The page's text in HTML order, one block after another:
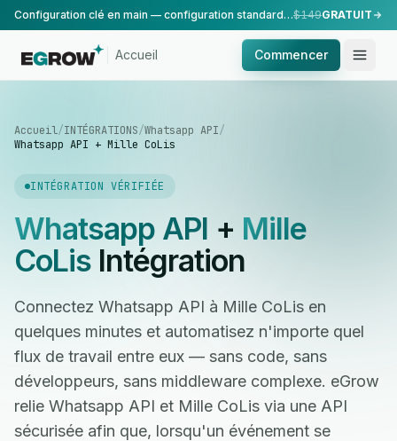
Configuration clé en main — configuration standard, réalisée par notre équipe.$149GRATUIT
Accueil Commencer
Accueil/INTÉGRATIONS/Whatsapp API/
Whatsapp API + Mille CoLis
INTÉGRATION VÉRIFIÉE
Whatsapp API + Mille
CoLisIntégration
Connectez Whatsapp API à Mille CoLis en
quelques minutes et automatisez n'importe quel
flux de travail entre eux — sans code, sans
développeurs, sans middleware complexe. eGrow
relie Whatsapp API et Mille CoLis via une API
sécurisée afin que, lorsqu'un événement se